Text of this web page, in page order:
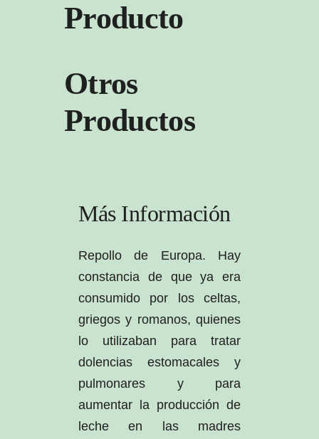
Producto
Otros
Productos
Más Información
Repollo de Europa. Hay
constancia de que ya era
consumido por los celtas,
griegos y romanos, quienes
lo utilizaban para tratar
dolencias estomacales y
pulmonares y para
aumentar la producción de
leche en las madres